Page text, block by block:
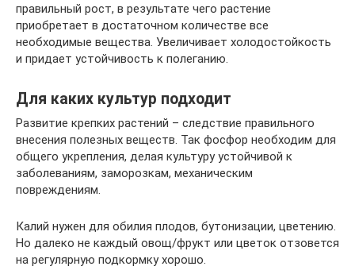
правильный рост, в результате чего растение
приобретает в достаточном количестве все
необходимые вещества. Увеличивает холодостойкость
и придает устойчивость к полеганию.
Для каких культур подходит
Развитие крепких растений – следствие правильного
внесения полезных веществ. Так фосфор необходим для
общего укрепления, делая культуру устойчивой к
заболеваниям, заморозкам, механическим
повреждениям.
Калий нужен для обилия плодов, бутонизации, цветению.
Но далеко не каждый овощ/фрукт или цветок отзовется
на регулярную подкормку хорошо.